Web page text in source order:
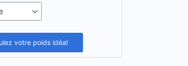
votre poids idéal